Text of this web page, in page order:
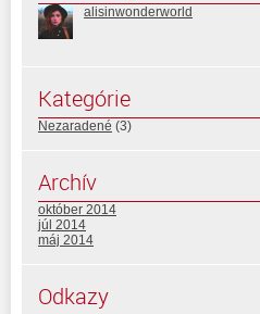
alisinwonderworld
Kategórie
Nezaradené (3)
Archív
október 2014
júl 2014
máj 2014
Odkazy